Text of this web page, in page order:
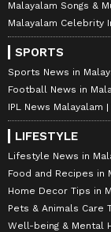
Malayalam Songs &
Malayalam Celebrity
SPORTS
Sports News in
Football News in
IPL News Malayalam
LIFESTYLE
Lifestyle News in
Food and Recipes in
Home Decor Tips in
Pets & Animals Care
Well-being & Mental